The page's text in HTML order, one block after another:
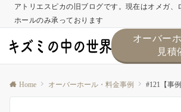
アトリエスピカの旧ブログです。現在はオメガ、
ホールのみ承っております
オーバー
見積
Home オーバーホール・料金事例 #121【事例紹介